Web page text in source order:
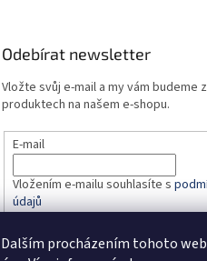
procházením tohoto
Odebírat newsletter
Vložte svůj e-mail a my vám budeme
produktech na našem e-shopu.
E-mail
Vložením e-mailu souhlasíte s
údajů
PŘIHLÁSIT SE